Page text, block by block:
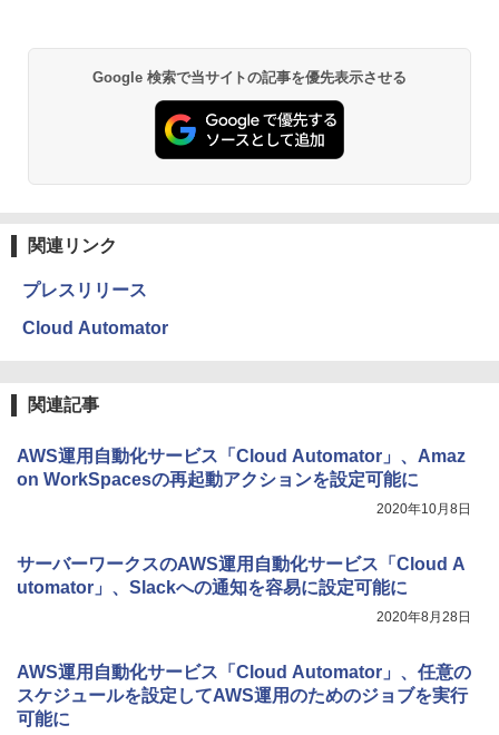
Google 検索で当サイトの記事を優先表示させる
関連リンク
プレスリリース
Cloud Automator
関連記事
AWS運用自動化サービス「Cloud Automator」、Amaz
on WorkSpacesの再起動アクションを設定可能に
2020年10月8日
サーバーワークスのAWS運用自動化サービス「Cloud A
utomator」、Slackへの通知を容易に設定可能に
2020年8月28日
AWS運用自動化サービス「Cloud Automator」、任意の
スケジュールを設定してAWS運用のためのジョブを実行
可能に